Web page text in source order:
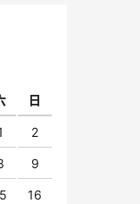
日
2
9
16